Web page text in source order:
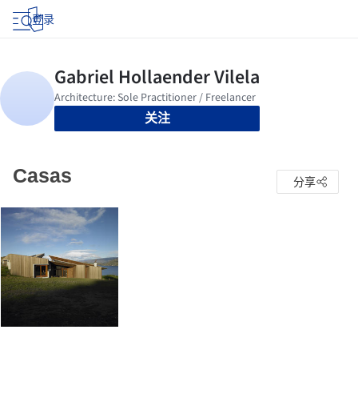
登录
关注
Casas 分享